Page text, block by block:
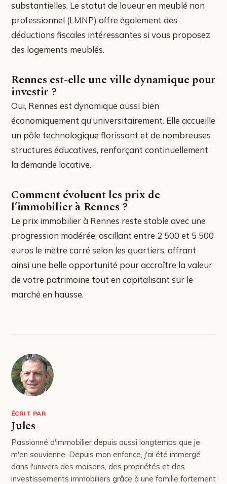
substantielles. Le statut de loueur en meublé non
professionnel (LMNP) offre également des
déductions fiscales intéressantes si vous proposez
des logements meublés.
Rennes est-elle une ville dynamique pour
investir ?
Oui, Rennes est dynamique aussi bien
économiquement qu’universitairement. Elle accueille
un pôle technologique florissant et de nombreuses
structures éducatives, renforçant continuellement
la demande locative.
Comment évoluent les prix de
l’immobilier à Rennes ?
Le prix immobilier à Rennes reste stable avec une
progression modérée, oscillant entre 2 500 et 5 500
euros le mètre carré selon les quartiers, offrant
ainsi une belle opportunité pour accroître la valeur
de votre patrimoine tout en capitalisant sur le
marché en hausse.
ÉCRIT PAR
Jules
Passionné d'immobilier depuis aussi longtemps que je
m'en souvienne. Depuis mon enfance, j'ai été immergé
dans l'univers des maisons, des propriétés et des
investissements immobiliers grâce à une famille fortement